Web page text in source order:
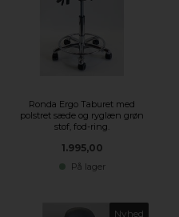
Ronda Ergo Taburet med
polstret sæde og ryglæn grøn
stof, fod-ring.
1.995,00
På lager
Nyhed